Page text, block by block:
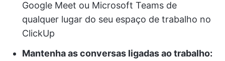
Google Meet ou Microsoft Teams de
qualquer lugar do seu espaço de trabalho no
ClickUp
Mantenha as conversas ligadas ao trabalho: